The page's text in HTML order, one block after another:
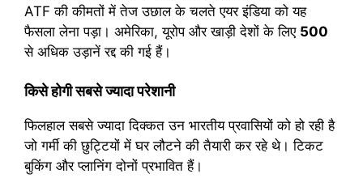
ATF की कीमतों में तेज उछाल के चलते एयर इंडिया को यह
फैसला लेना पड़ा। अमेरिका, यूरोप और खाड़ी देशों के लिए 500
से अधिक उड़ानें रद्द की गई हैं।
किसे होगी सबसे ज्यादा परेशानी
फिलहाल सबसे ज्यादा दिक्कत उन भारतीय प्रवासियों को हो रही है
जो गर्मी की छुट्टियों में घर लौटने की तैयारी कर रहे थे। टिकट
बुकिंग और प्लानिंग दोनों प्रभावित हैं।